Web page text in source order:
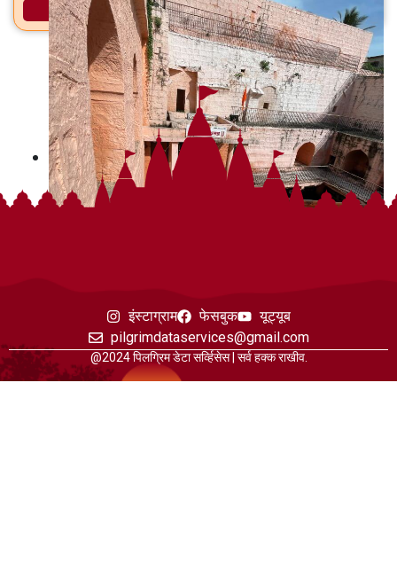
अधिक माहिती
इंस्टाग्राम फेसबुक
यूट्यूब
pilgrimdataservices@gmail.com
@2024 पिलग्रिम डेटा सर्व्हिसेस | सर्व हक्क राखीव.